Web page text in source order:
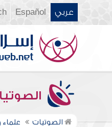
عربي Español
الصوتيات